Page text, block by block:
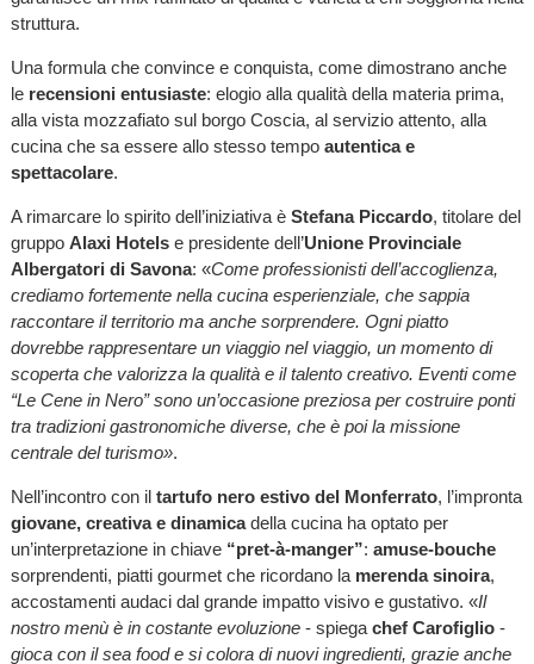
struttura.
Una formula che convince e conquista, come dimostrano anche
le recensioni entusiaste: elogio alla qualità della materia prima,
alla vista mozzafiato sul borgo Coscia, al servizio attento, alla
cucina che sa essere allo stesso tempo autentica e
spettacolare.
A rimarcare lo spirito dell’iniziativa è Stefana Piccardo, titolare del
gruppo Alaxi Hotelse presidente dell’Unione Provinciale
Albergatori di Savona: «Come professionisti dell’accoglienza,
crediamo fortemente nella cucina esperienziale, che sappia
raccontare il territorio ma anche sorprendere. Ogni piatto
dovrebbe rappresentare un viaggio nel viaggio, un momento di
scoperta che valorizza la qualità e il talento creativo. Eventi come
“Le Cene in Nero” sono un’occasione preziosa per costruire ponti
tra tradizioni gastronomiche diverse, che è poi la missione
centrale del turismo».
Nell’incontro con il tartufo nero estivo del Monferrato, l’impronta
giovane, creativa e dinamicadella cucina ha optato per
un’interpretazione in chiave “pret-à-manger”: amuse-bouche
sorprendenti, piatti gourmet che ricordano la merenda sinoira,
accostamenti audaci dal grande impatto visivo e gustativo. «Il
nostro menù è in costante evoluzione- spiegachef Carofiglio-
gioca con il sea food e si colora di nuovi ingredienti, grazie anche